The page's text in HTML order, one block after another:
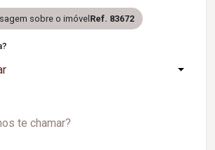
sobre o imóvel Ref. 83672